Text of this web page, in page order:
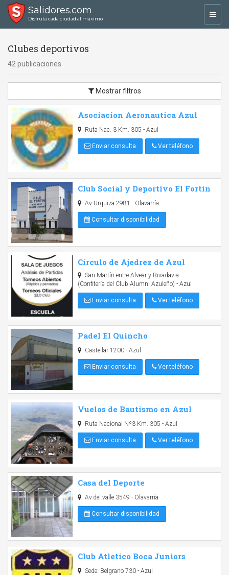
Salidores.com
Disfrutá cada ciudad al máximo
Clubes deportivos
42 publicaciones
Mostrar filtros
Asociacion Aeronautica Azul
Ruta Nac. 3 Km. 305 - Azul
Enviar consulta Ver teléfono
Club Social y Deportivo El Fortín
Av Urquiza 2981 - Olavarría
Consultar disponibilidad
Círculo de Ajedrez de Azul
San Martín entre Alvear y Rivadavia
(Confitería del Club Alumni Azuleño) - Azul
Enviar consulta Ver teléfono
Padel El Quincho
Castellar 1200 - Azul
Enviar consulta Ver teléfono
Vuelos de Bautismo en Azul
Ruta Nacional Nº3 Km. 305 - Azul
Enviar consulta Ver teléfono
Casa del Deporte
Av.del valle 3549 - Olavarría
Consultar disponibilidad
Club Atletico Boca Juniors
Sede: Belgrano 730 - Azul